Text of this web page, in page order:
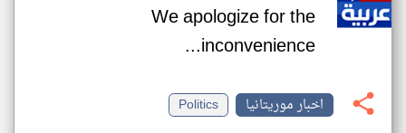
We apologize for the
inconvenience...
اخبار موريتانيا
Politics